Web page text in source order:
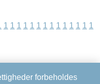
1 1 1 1 1 1 1 1 1 1 1 1 1 1
forbeholdes